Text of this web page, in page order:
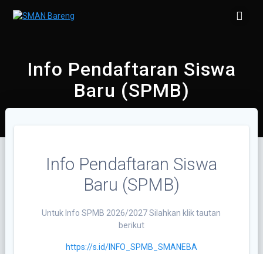
Info Pendaftaran Siswa
Baru (SPMB)
Info Pendaftaran Siswa
Baru (SPMB)
Untuk Info SPMB 2026/2027 Silahkan klik tautan
berikut
https://s.id/INFO_SPMB_SMANEBA